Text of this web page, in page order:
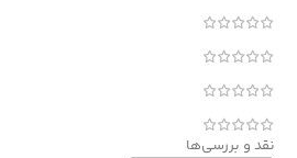
نقد و بررسی‌ها